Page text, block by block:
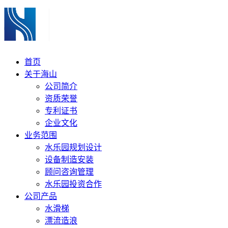
首页
关于海山
公司简介
资质荣誉
专利证书
企业文化
业务范围
水乐园规划设计
设备制造安装
顾问咨询管理
水乐园投资合作
公司产品
水滑梯
漂流造浪